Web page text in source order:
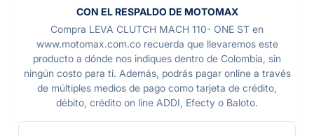
CON EL RESPALDO DE MOTOMAX
Compra LEVA CLUTCH MACH 110- ONE ST en
www.motomax.com.co recuerda que llevaremos este
producto a dónde nos indiques dentro de Colombia, sin
ningún costo para ti. Además, podrás pagar online a través
de múltiples medios de pago como tarjeta de crédito,
débito, crédito on line ADDI, Efecty o Baloto.